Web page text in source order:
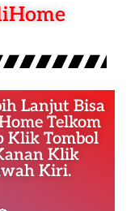
Lanjut Bisa
Telkom
Klik Tombol
Klik
Kiri.